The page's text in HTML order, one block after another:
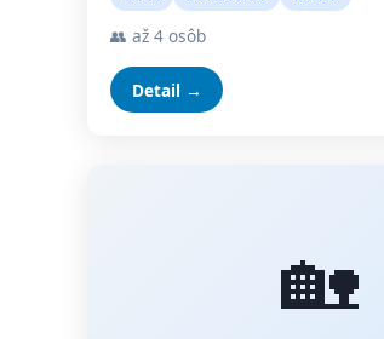
👥 až 4 osôb
Detail →
🏡